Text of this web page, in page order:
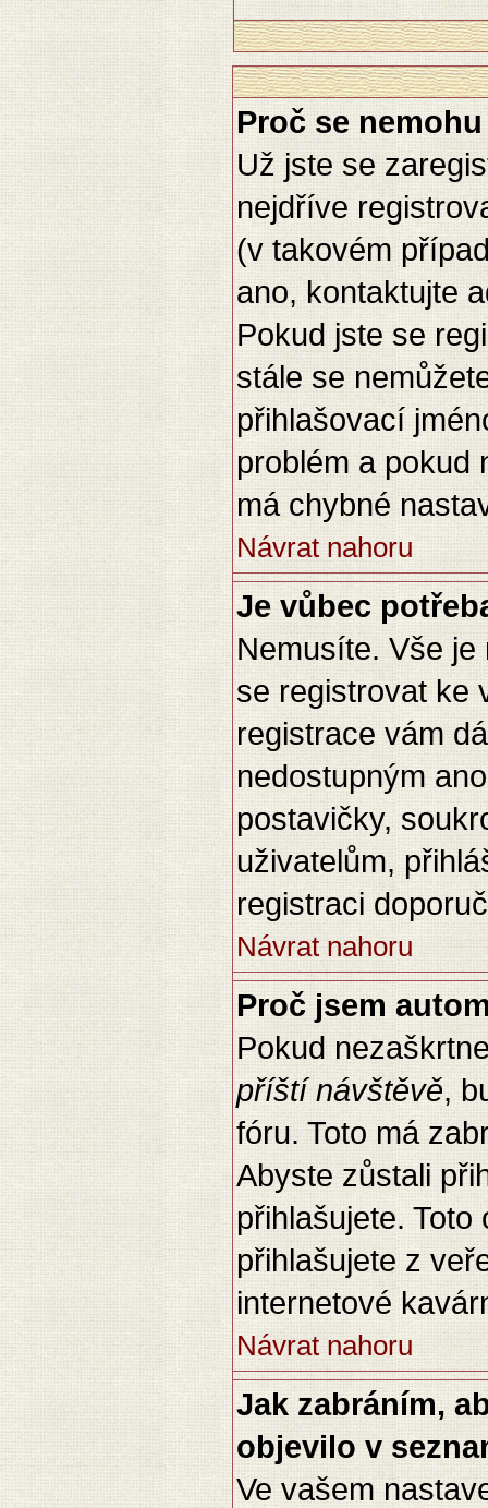
Proč se
Už jste se
nejdříve
(v takovém
ano, kontaktujte
Pokud jste se
stále se
přihlašovací
problém a pokud
má chybné
Návrat nahoru
Je vůbec
Nemusíte. Vše
se registrovat ke
registrace vám
nedostupným
postavičky,
uživatelům,
registraci
Návrat nahoru
Proč jsem
Pokud
příští návštěvě,
fóru. Toto má
Abyste zůstali
přihlašujete.
přihlašujete z
internetové
Návrat nahoru
Jak zabráním,
objevilo v
Ve vašem